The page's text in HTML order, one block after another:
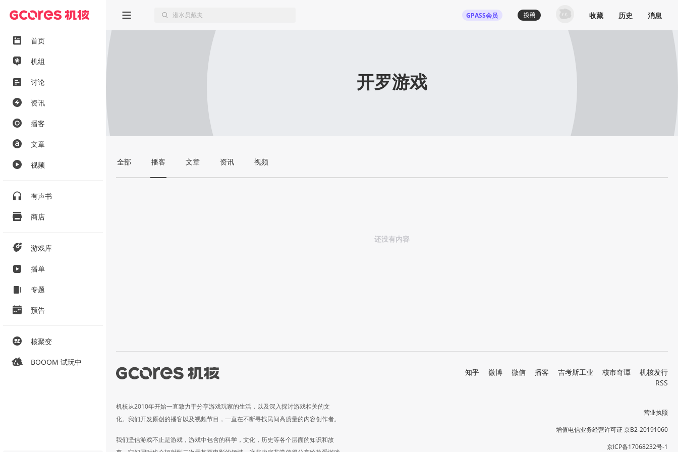
首页
机组
讨论
资讯
播客
文章
视频
有声书
商店
游戏库
播单
专题
预告
核聚变
BOOOM 试玩中
GPASS会员 收藏 历史 消息
开罗游戏
全部 播客 文章 资讯 视频
还没有内容
机核从2010年开始一直致力于分享游戏玩家的生活，以及深入探讨游戏相关的文
化。我们开发原创的播客以及视频节目，一直在不断寻找民间高质量的内容创作者。
我们坚信游戏不止是游戏，游戏中包含的科学，文化，历史等各个层面的知识和故
知乎 微博 微信 播客 吉考斯工业 核市奇谭
机核发行
RSS
营业执照
增值电信业务经营许可证 京B2-20191060
京ICP备17068232号-1